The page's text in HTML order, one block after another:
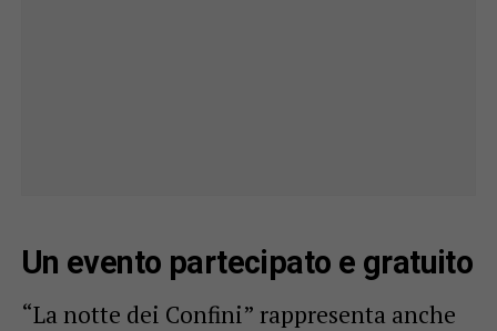
Un evento partecipato e gratuito
“La notte dei Confini” rappresenta anche